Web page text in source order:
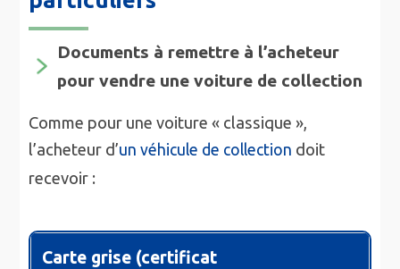
Documents à remettre à l’acheteur
pour vendre une voiture de collection
Comme pour une voiture « classique »,
l’acheteur d’un véhicule de collection doit
recevoir :
Carte grise (certificat